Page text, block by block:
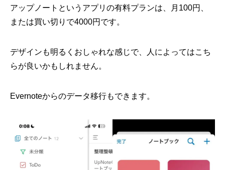
アップノートというアプリの有料プランは、月100円、
または買い切りで4000円です。
デザインも明るくおしゃれな感じで、人によってはこち
らが良いかもしれません。
Evernoteからのデータ移行もできます。